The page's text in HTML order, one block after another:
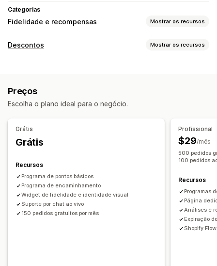
Categorias
Fidelidade e recompensas Mostrar os recursos
Tipos de programas
Recompensas que você pode oferecer
Cashback
Taxas de frete
Vantagens para membros
Recompensas personalizadas
Descontos Mostrar os recursos
Descontos fixos
Descontos em massa Frete grátis
Recompensas
Pop-ups
Banners Descontos personalizados
Gerenciamento de descontos
Importação e exportação
Campanhas
Acionadores e regras
Agrupamento de descontos
Automações
Segmentação
Marcação com tag Acompanhamento
Análises
Preços
Escolha o plano ideal para o negócio.
Grátis
Grátis
Recursos
Programa de pontos básicos
Programa de encaminhamento
Widget de fidelidade e identidade visual
Suporte por chat ao vivo
150 pedidos gratuitos por mês
Profissional
$29/mês
500 pedidos
100 pedidos
Recursos
Programas
Página
Análises e
Expiração
Shopify